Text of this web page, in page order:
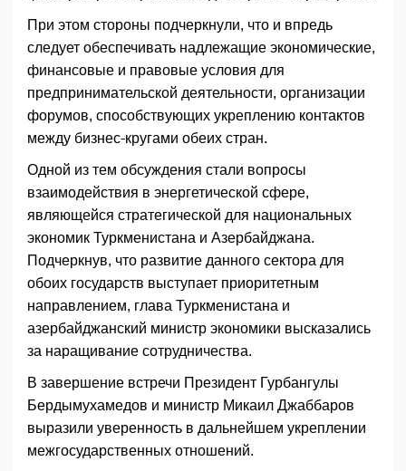
При этом стороны подчеркнули, что и впредь
следует обеспечивать надлежащие экономические,
финансовые и правовые условия для
предпринимательской деятельности, организации
форумов, способствующих укреплению контактов
между бизнес-кругами обеих стран.
Одной из тем обсуждения стали вопросы
взаимодействия в энергетической сфере,
являющейся стратегической для национальных
экономик Туркменистана и Азербайджана.
Подчеркнув, что развитие данного сектора для
обоих государств выступает приоритетным
направлением, глава Туркменистана и
азербайджанский министр экономики высказались
за наращивание сотрудничества.
В завершение встречи Президент Гурбангулы
Бердымухамедов и министр Микаил Джаббаров
выразили уверенность в дальнейшем укреплении
межгосударственных отношений.